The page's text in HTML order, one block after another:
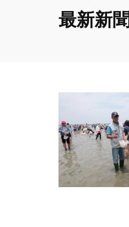
最新新聞